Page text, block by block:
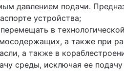
давлением подачи.
устройства;
в
а также при
а также в
среды, исключая ее